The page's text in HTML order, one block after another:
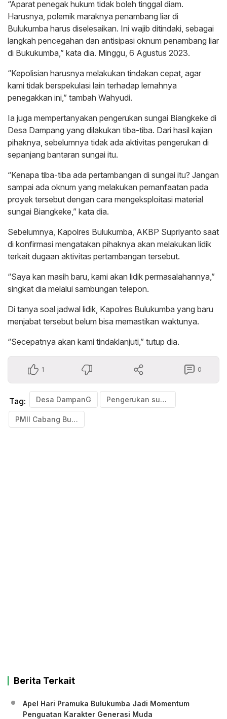
“Aparat penegak hukum tidak boleh tinggal diam.
Harusnya, polemik maraknya penambang liar di
Bulukumba harus diselesaikan. Ini wajib ditindaki, sebagai
langkah pencegahan dan antisipasi oknum penambang liar
di Bukukumba,” kata dia. Minggu, 6 Agustus 2023.
“Kepolisian harusnya melakukan tindakan cepat, agar
kami tidak berspekulasi lain terhadap lemahnya
penegakkan ini,” tambah Wahyudi.
Ia juga mempertanyakan pengerukan sungai Biangkeke di
Desa Dampang yang dilakukan tiba-tiba. Dari hasil kajian
pihaknya, sebelumnya tidak ada aktivitas pengerukan di
sepanjang bantaran sungai itu.
“Kenapa tiba-tiba ada pertambangan di sungai itu? Jangan
sampai ada oknum yang melakukan pemanfaatan pada
proyek tersebut dengan cara mengeksploitasi material
sungai Biangkeke,” kata dia.
Sebelumnya, Kapolres Bulukumba, AKBP Supriyanto saat
di konfirmasi mengatakan pihaknya akan melakukan lidik
terkait dugaan aktivitas pertambangan tersebut.
“Saya kan masih baru, kami akan lidik permasalahannya,”
singkat dia melalui sambungan telepon.
Di tanya soal jadwal lidik, Kapolres Bulukumba yang baru
menjabat tersebut belum bisa memastikan waktunya.
“Secepatnya akan kami tindaklanjuti,” tutup dia.
1 0
Tag: Desa DampanG Pengerukan sungai
PMII Cabang Bulukumba
Berita Terkait
Apel Hari Pramuka Bulukumba Jadi Momentum
Penguatan Karakter Generasi Muda